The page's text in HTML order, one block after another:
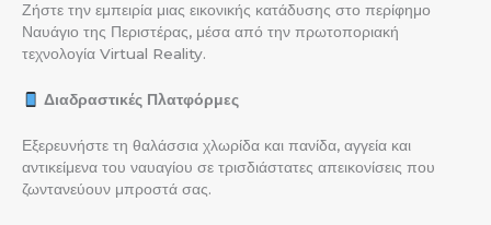
Ζήστε την εμπειρία μιας εικονικής κατάδυσης στο περίφημο
Ναυάγιο της Περιστέρας, μέσα από την πρωτοποριακή
τεχνολογία Virtual Reality.
Διαδραστικές Πλατφόρμες
Εξερευνήστε τη θαλάσσια χλωρίδα και πανίδα, αγγεία και
αντικείμενα του ναυαγίου σε τρισδιάστατες απεικονίσεις που
ζωντανεύουν μπροστά σας.